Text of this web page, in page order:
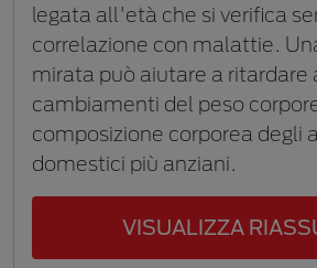
legata all'età che si verifica
correlazione con malattie.
mirata può aiutare a ritardare
cambiamenti del peso
composizione corporea degli
domestici più anziani.
VISUALIZZA